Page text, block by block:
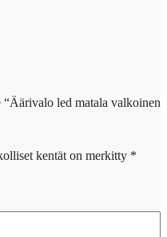
led matala valkoinen
kentät on merkitty *